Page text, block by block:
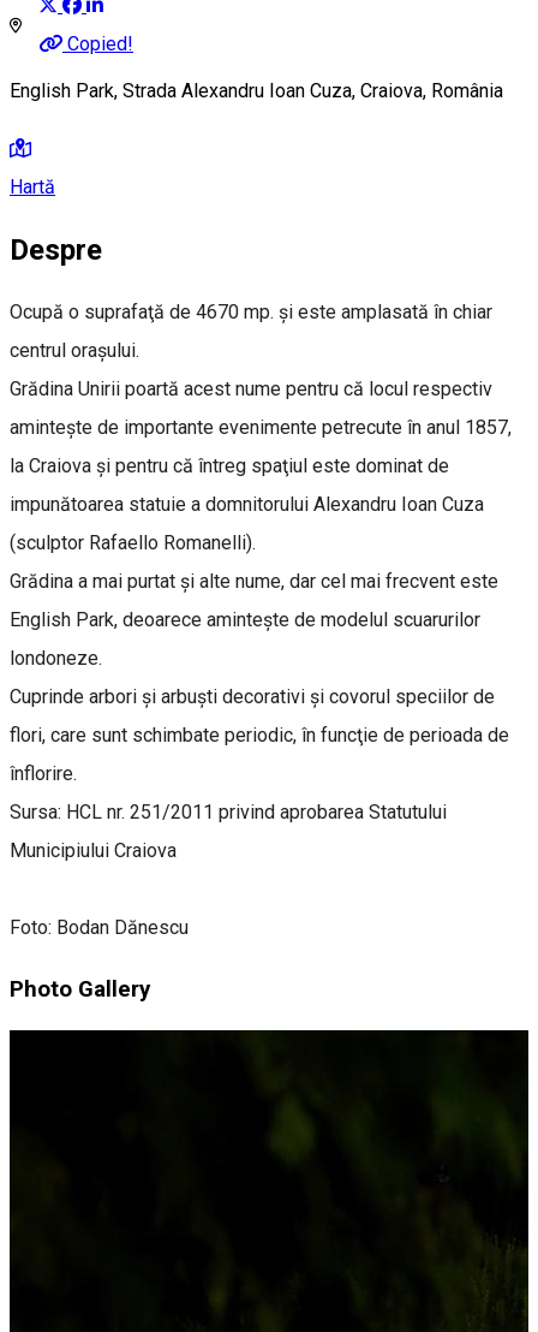
Copied!
English Park, Strada Alexandru Ioan Cuza, Craiova, România
Hartă
Despre
Ocupă o suprafaţă de 4670 mp. şi este amplasată în chiar
centrul oraşului.
Grădina Unirii poartă acest nume pentru că locul respectiv
aminteşte de importante evenimente petrecute în anul 1857,
la Craiova şi pentru că întreg spaţiul este dominat de
impunătoarea statuie a domnitorului Alexandru Ioan Cuza
(sculptor Rafaello Romanelli).
Grădina a mai purtat şi alte nume, dar cel mai frecvent este
English Park, deoarece aminteşte de modelul scuarurilor
londoneze.
Cuprinde arbori şi arbuşti decorativi şi covorul speciilor de
flori, care sunt schimbate periodic, în funcţie de perioada de
înflorire.
Sursa: HCL nr. 251/2011 privind aprobarea Statutului
Municipiului Craiova
Foto: Bodan Dănescu
Photo Gallery